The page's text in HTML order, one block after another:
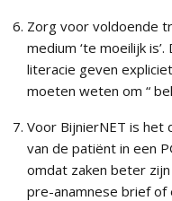
Zorg voor voldoende
medium ‘te moeilijk
literacie geven
moeten weten om “
Voor BijnierNET is het
van de patiënt in een
omdat zaken beter
pre-anamnese brief of